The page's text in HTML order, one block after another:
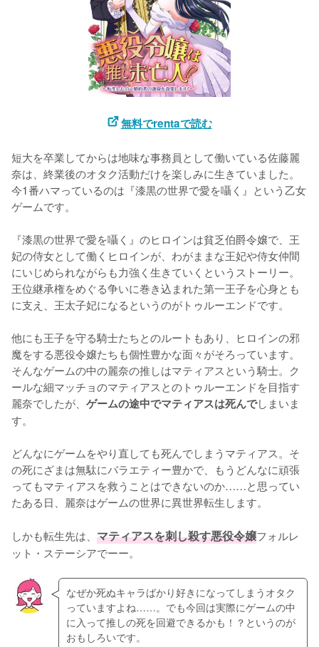
無料でrentaで読む
短大を卒業してからは地味な事務員として働いている佐藤麗
奈は、終業後のオタク活動だけを楽しみに生きていました。
今1番ハマっているのは『漆黒の世界で愛を囁く』という乙女
ゲームです。
『漆黒の世界で愛を囁く』のヒロインは貧乏伯爵令嬢で、王
妃の侍女として働くヒロインが、わがままな王妃や侍女仲間
にいじめられながらも力強く生きていくというストーリー。
王位継承権をめぐる争いに巻き込まれた第一王子を心身とも
に支え、王太子妃になるというのがトゥルーエンドです。
他にも王子を守る騎士たちとのルートもあり、ヒロインの邪
魔をする悪役令嬢たちも個性豊かな面々がそろっています。
そんなゲームの中の麗奈の推しはマティアスという騎士。ク
ールな細マッチョのマティアスとのトゥルーエンドを目指す
麗奈でしたが、 ゲームの途中でマティアスは死んでしまいま
す。
どんなにゲームをやり直しても死んでしまうマティアス。そ
の死にざまは無駄にバラエティー豊かで、もうどんなに頑張
ってもマティアスを救うことはできないのか……と思ってい
たある日、麗奈はゲームの世界に異世界転生します。
しかも転生先は、 マティアスを刺し殺す悪役令嬢フォルレ
ット・ステーシアでーー。
なぜか死ぬキャラばかり好きになってしまうオタク
っていますよね……。でも今回は実際にゲームの中
に入って推しの死を回避できるかも！？というのが
おもしろいです。